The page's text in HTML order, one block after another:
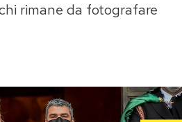
Storie/Idee
Altrecose
Mondiali calcio 2026
rimane da fotografare